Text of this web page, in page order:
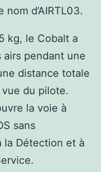
d’AIRTL03.
kg, le Cobalt a
pendant une
distance totale
du pilote.
la voie à
sans
la Détection et à